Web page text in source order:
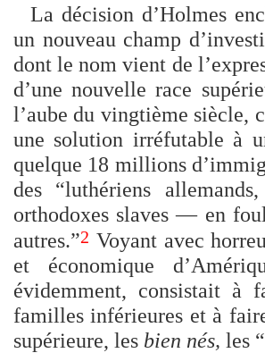
La décision d’Holmes
un nouveau champ
dont le nom vient de
d’une nouvelle race
l’aube du vingtième siècle,
une solution irréfutable à
quelque 18 millions
des “luthériens
orthodoxes slaves — en
autres.”2 Voyant avec
et économique
évidemment, consistait à
familles inférieures et à
supérieure, les bien nés, les